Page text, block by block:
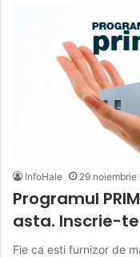
InfoHale 29 noiembrie
Programul
asta. Inscrie-
Fie ca esti furnizor de